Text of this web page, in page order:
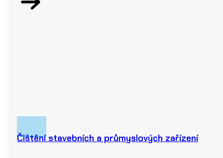
Čištění stavebních a průmyslových zařízení